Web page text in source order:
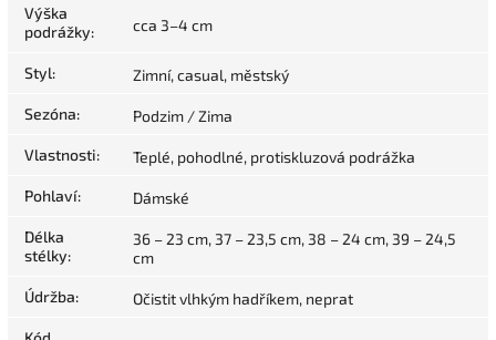
Výška
podrážky: cca 3–4 cm
Styl: Zimní, casual, městský
Sezóna: Podzim / Zima
Vlastnosti: Teplé, pohodlné, protiskluzová podrážka
Pohlaví: Dámské
Délka
stélky:
36 – 23 cm, 37 – 23,5 cm, 38 – 24 cm, 39 – 24,5
cm
Údržba: Očistit vlhkým hadříkem, neprat